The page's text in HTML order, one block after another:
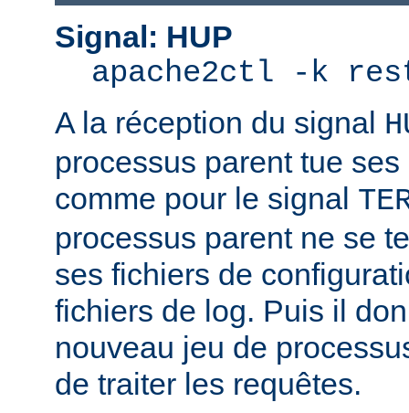
Signal: HUP
apache2ctl -k
A la réception du signal
processus parent tue
comme pour le signal
processus parent ne se
ses fichiers de
fichiers de log. Puis il
nouveau jeu de
de traiter les requêtes.